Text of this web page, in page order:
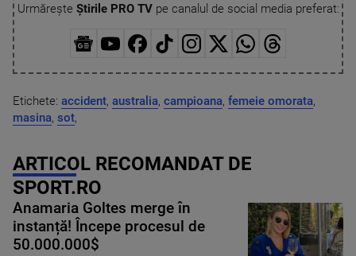
Urmărește Știrile PRO TVpe canalul de social media preferat:
Etichete: accident, australia, campioana, femeie omorata,
masina, sot,
ARTICOL RECOMANDAT DE
SPORT.RO
Anamaria Goltes merge în
instanță! Începe procesul de
50.000.000$